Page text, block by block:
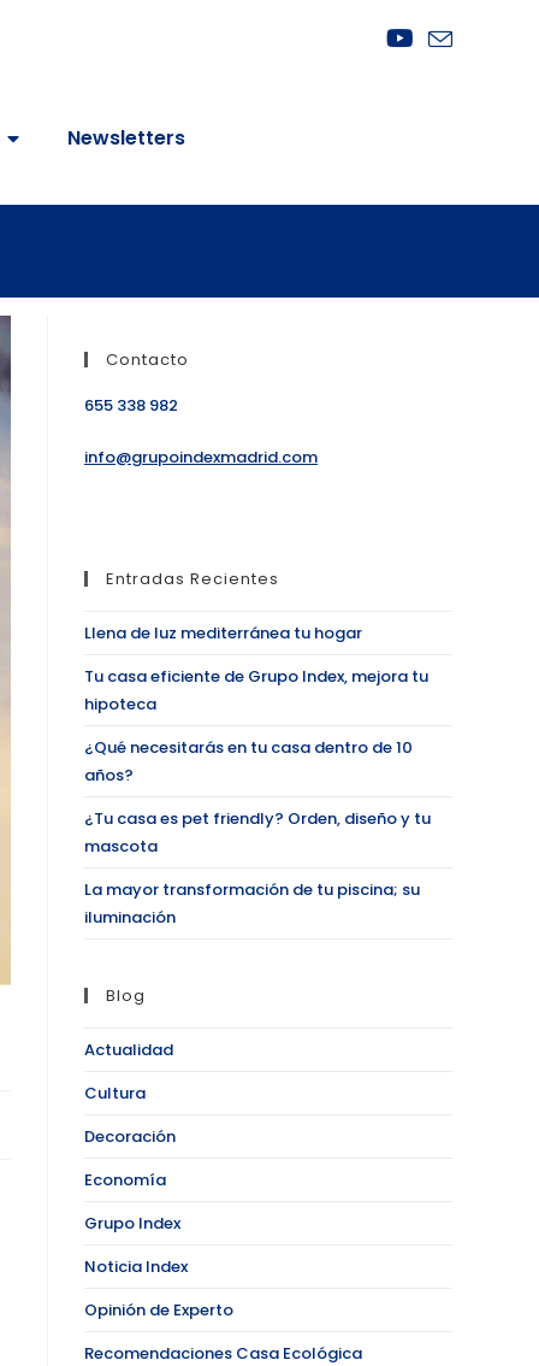
Newsletters
Contacto
655 338 982
info@grupoindexmadrid.com
Entradas Recientes
Llena de luz mediterránea tu hogar
Tu casa eficiente de Grupo Index, mejora tu
hipoteca
¿Qué necesitarás en tu casa dentro de 10
años?
¿Tu casa es pet friendly? Orden, diseño y tu
mascota
La mayor transformación de tu piscina; su
iluminación
Blog
Actualidad
Cultura
Decoración
Economía
Grupo Index
Noticia Index
Opinión de Experto
Recomendaciones Casa Ecológica